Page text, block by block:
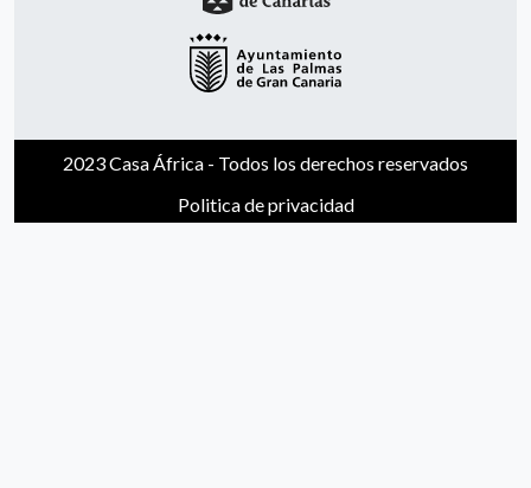
2023 Casa África - Todos los derechos reservados
Politica de privacidad